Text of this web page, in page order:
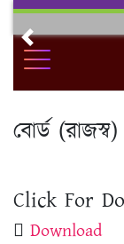
Skip
contentPrevious
বোর্ড (রাজস্ব)
Click For
Download